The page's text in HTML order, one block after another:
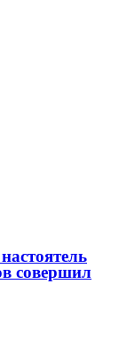
совершил